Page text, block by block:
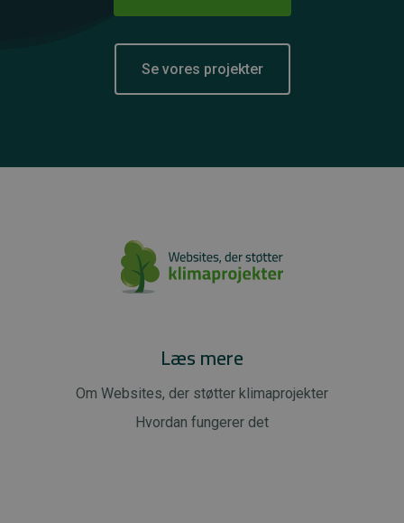
Se vores projekter
Læs mere
Om Websites, der støtter klimaprojekter
Hvordan fungerer det